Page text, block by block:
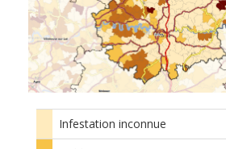
Infestation inconnue